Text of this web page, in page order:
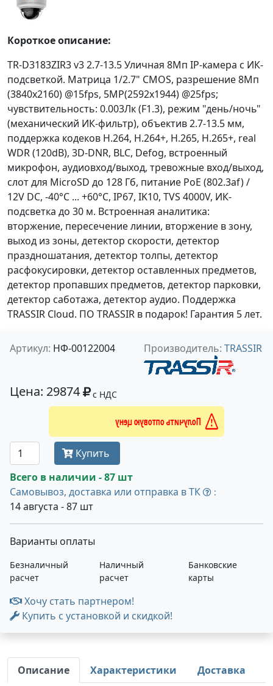
Короткое описание:
TR-D3183ZIR3 v3 2.7-13.5 Уличная 8Мп IP-камера с ИК-
подсветкой. Матрица 1/2.7" CMOS, разрешение 8Мп
(3840x2160) @15fps, 5MP(2592x1944) @25fps;
чувствительность: 0.003Лк (F1.3), режим "день/ночь"
(механический ИК-фильтр), объектив 2.7-13.5 мм,
поддержка кодеков H.264, H.264+, H.265, H.265+, real
WDR (120dB), 3D-DNR, BLC, Defog, встроенный
микрофон, аудиовход/выход, тревожные вход/выход,
слот для MicroSD до 128 Гб, питание PoE (802.3af) /
12V DC, -40°C ... +60°C, IP67, IK10, TVS 4000V, ИК-
подсветка до 30 м. Встроенная аналитика:
вторжение, пересечение линии, вторжение в зону,
выход из зоны, детектор скорости, детектор
праздношатания, детектор толпы, детектор
расфокусировки, детектор оставленных предметов,
детектор пропавших предметов, детектор парковки,
детектор саботажа, детектор аудио. Поддержка
TRASSIR Cloud. ПО TRASSIR в подарок! Гарантия 5 лет.
Артикул: НФ-00122004 Производитель: TRASSIR
Цена: 29874 с НДС
Получить оптовую цену
Купить
Всего в наличии - 87 шт
Самовывоз, доставка или отправка в ТК
:
14 августа - 87 шт
Варианты оплаты
Безналичный
расчет
Наличный
расчет
Банковские
карты
Хочу стать партнером!
Купить с установкой и скидкой!
Описание Характеристики Доставка